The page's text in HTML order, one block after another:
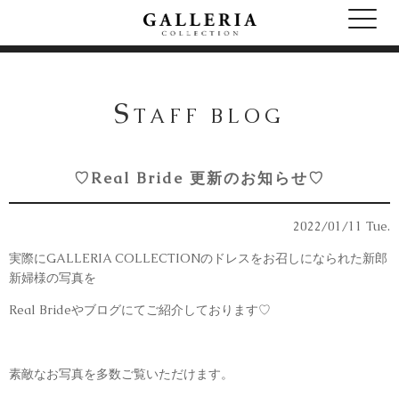
S TAFF BLOG
♡Real Bride 更新のお知らせ♡
2022/01/11 Tue.
実際にGALLERIA COLLECTIONのドレスをお召しになられた新郎
新婦様の写真を
Real Brideやブログにてご紹介しております♡
素敵なお写真を多数ご覧いただけます。